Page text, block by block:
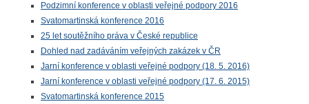
Podzimní konference v oblasti veřejné podpory 2016
Svatomartinská konference 2016
25 let soutěžního práva v České republice
Dohled nad zadáváním veřejných zakázek v ČR
Jarní konference v oblasti veřejné podpory (18. 5. 2016)
Jarní konference v oblasti veřejné podpory (17. 6. 2015)
Svatomartinská konference 2015